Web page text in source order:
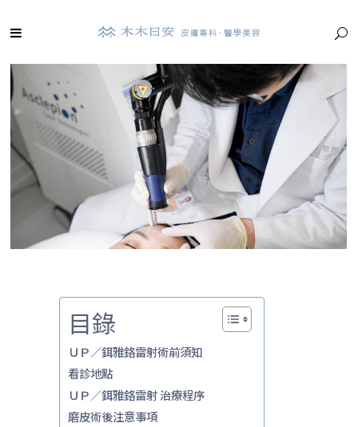
目錄
ＵＰ／鉺雅鉻雷射術前須知
看診地點
ＵＰ／鉺雅鉻雷射 治療程序
磨皮術後注意事項